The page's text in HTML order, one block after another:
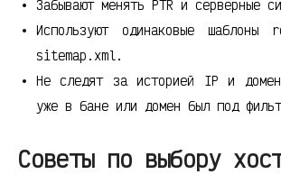
Забывают менять PTR и серверные
Используют одинаковые
sitemap.xml.
Не следят за историей IP и
уже в бане или домен был под
Советы по выбору